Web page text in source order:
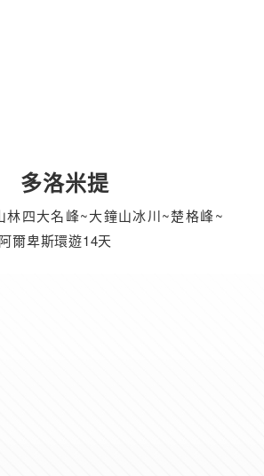
多洛米提
林四大名峰~大鐘山冰川~楚格峰~
爾卑斯環遊14天